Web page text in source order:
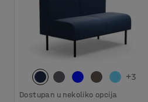
+3
Dostupan u nekoliko opcija